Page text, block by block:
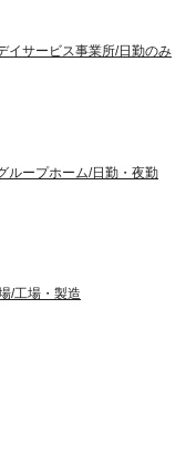
イサービス事業所/日勤のみ
ループホーム/日勤・夜勤
/工場・製造